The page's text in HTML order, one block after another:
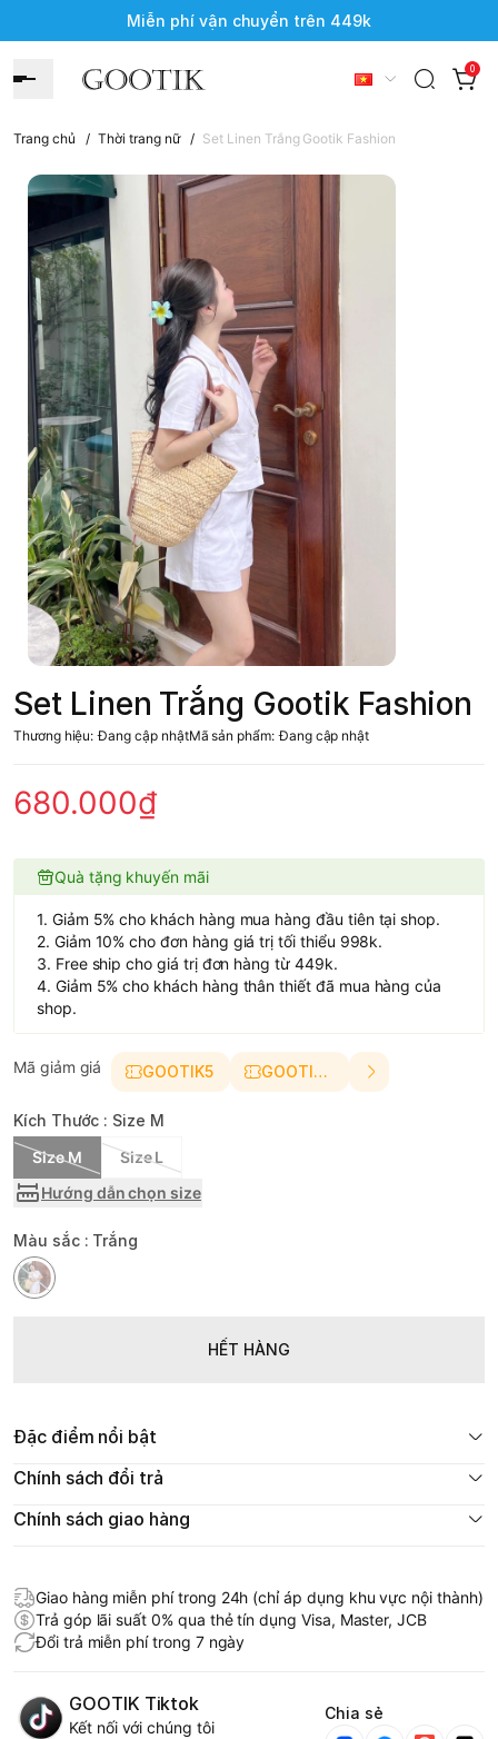
Miễn phí vận chuyển trên 449k
0
Trang chủ / Thời trang nữ / Set Linen Trắng Gootik Fashion
Set Linen Trắng Gootik Fashion
Thương hiệu: Đang cập nhậtMã sản phẩm: Đang cập nhật
680.000₫
Quà tặng khuyến mãi
1. Giảm 5% cho khách hàng mua hàng đầu tiên tại shop.
2. Giảm 10% cho đơn hàng giá trị tối thiểu 998k.
3. Free ship cho giá trị đơn hàng từ 449k.
4. Giảm 5% cho khách hàng thân thiết đã mua hàng của
shop.
Mã giảm giá GOOTIK5 GOOTIK10
Kích Thước : Size M
Size M
Size L
Hướng dẫn chọn size
Màu sắc : Trắng
HẾT HÀNG
Đặc điểm nổi bật
Chính sách đổi trả
Chính sách giao hàng
Giao hàng miễn phí trong 24h (chỉ áp dụng khu vực nội thành)
Trả góp lãi suất 0% qua thẻ tín dụng Visa, Master, JCB
Đổi trả miễn phí trong 7 ngày
GOOTIK Tiktok
Kết nối với chúng tôi
Chia sẻ